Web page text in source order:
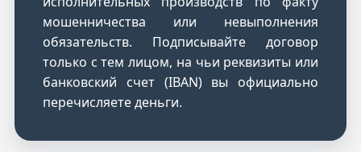
мошенничества или невыполнения
обязательств. Подписывайте договор
только с тем лицом, на чьи реквизиты или
банковский счет (IBAN) вы официально
перечисляете деньги.